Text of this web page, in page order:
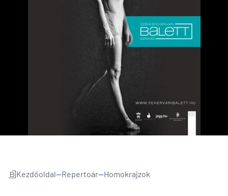
Kezdőoldal—Repertoár—Homokrajzok